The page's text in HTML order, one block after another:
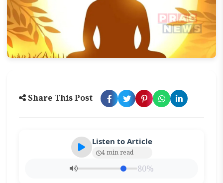
Share This Post
Listen to Article
4 min read
80%